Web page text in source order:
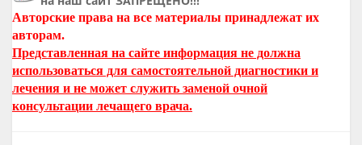
Авторские права на все материалы принадлежат их
авторам.
Представленная на сайте информация не должна
использоваться для самостоятельной диагностики и
лечения и не может служить заменой очной
консультации лечащего врача.